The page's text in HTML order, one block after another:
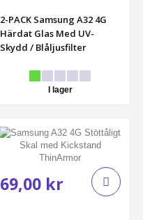
2-PACK Samsung A32 4G
Härdat Glas Med UV-
Skydd / Blåljusfilter
I lager
69,00 kr